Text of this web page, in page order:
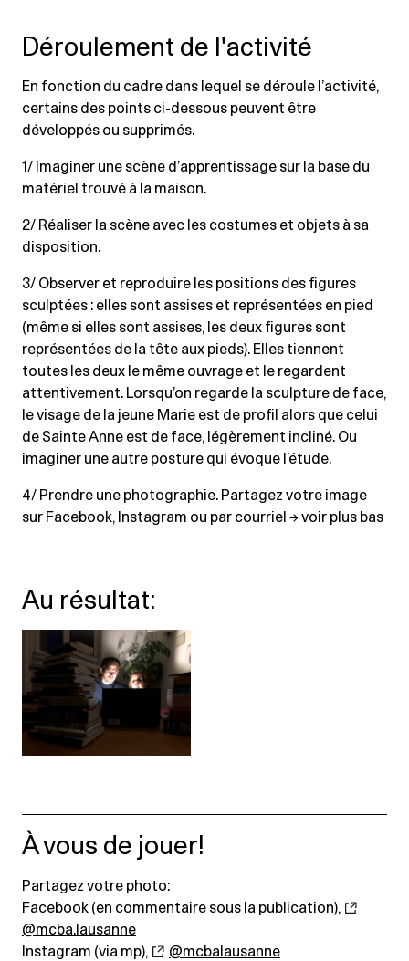
Déroulement de l'activité
En fonction du cadre dans lequel se déroule l’activité,
certains des points ci-dessous peuvent être
développés ou supprimés.
1/ Imaginer une scène d’apprentissage sur la base du
matériel trouvé à la maison.
2/ Réaliser la scène avec les costumes et objets à sa
disposition.
3/ Observer et reproduire les positions des figures
sculptées : elles sont assises et représentées en pied
(même si elles sont assises, les deux figures sont
représentées de la tête aux pieds). Elles tiennent
toutes les deux le même ouvrage et le regardent
attentivement. Lorsqu’on regarde la sculpture de face,
le visage de la jeune Marie est de profil alors que celui
de Sainte Anne est de face, légèrement incliné. Ou
imaginer une autre posture qui évoque l’étude.
4/ Prendre une photographie. Partagez votre image
sur Facebook, Instagram ou par courriel → voir plus bas
Au résultat:
À vous de jouer!
Partagez votre photo:
Facebook (en commentaire sous la publication),
@mcba.lausanne
Instagram (via mp),
@mcbalausanne